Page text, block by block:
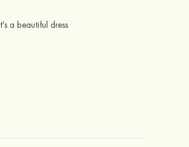
a beautiful dress